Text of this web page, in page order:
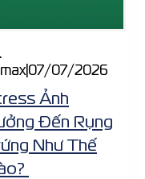
|07/07/2026
Ảnh
Đến Rụng
Như Thế